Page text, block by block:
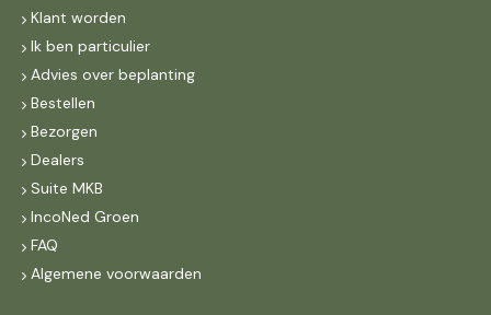
Klant worden
Ik ben particulier
Advies over beplanting
Bestellen
Bezorgen
Dealers
Suite MKB
IncoNed Groen
FAQ
Algemene voorwaarden